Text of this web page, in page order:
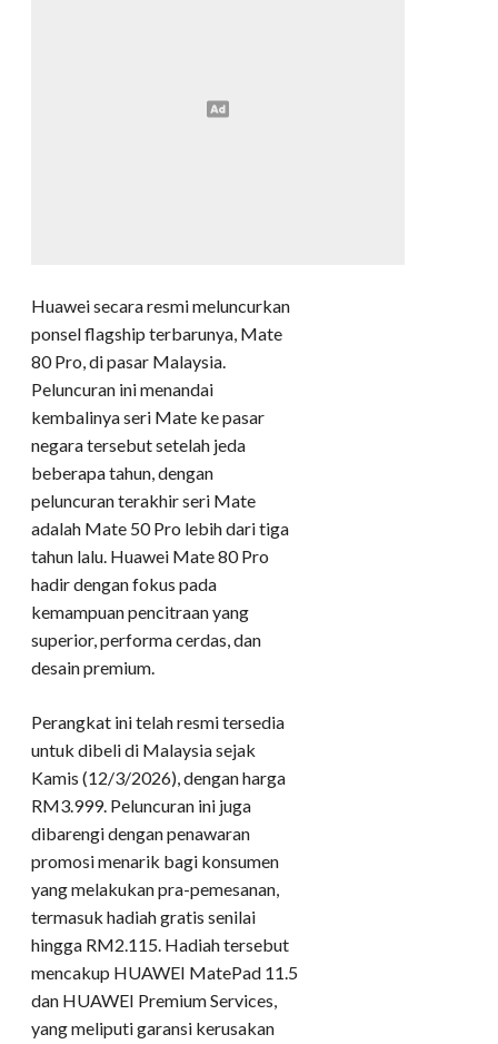
Huawei secara resmi meluncurkan
ponsel flagship terbarunya, Mate
80 Pro, di pasar Malaysia.
Peluncuran ini menandai
kembalinya seri Mate ke pasar
negara tersebut setelah jeda
beberapa tahun, dengan
peluncuran terakhir seri Mate
adalah Mate 50 Pro lebih dari tiga
tahun lalu. Huawei Mate 80 Pro
hadir dengan fokus pada
kemampuan pencitraan yang
superior, performa cerdas, dan
desain premium.
Perangkat ini telah resmi tersedia
untuk dibeli di Malaysia sejak
Kamis (12/3/2026), dengan harga
RM3.999. Peluncuran ini juga
dibarengi dengan penawaran
promosi menarik bagi konsumen
yang melakukan pra-pemesanan,
termasuk hadiah gratis senilai
hingga RM2.115. Hadiah tersebut
mencakup HUAWEI MatePad 11.5
dan HUAWEI Premium Services,
yang meliputi garansi kerusakan